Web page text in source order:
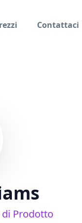
Contattaci
Prodotto